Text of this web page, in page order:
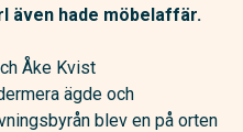
även hade möbelaffär.
Åke Kvist
ägde och
blev en på orten